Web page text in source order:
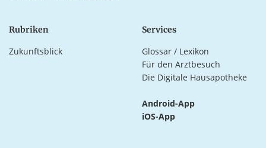
Rubriken
Zukunftsblick
Services
Glossar / Lexikon
Für den Arztbesuch
Die Digitale Hausapotheke
Android-App
iOS-App